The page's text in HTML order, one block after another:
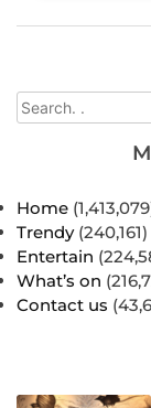
Home
Trendy (240,161)
Entertain
What’s on
Contact us